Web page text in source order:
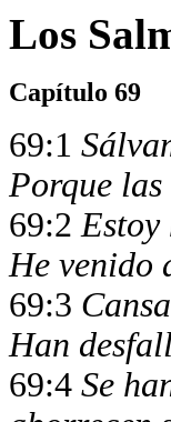
Los
Capítulo 69
69:1
Porque
69:2Estoy
He venido
69:3
Han
69:4 Se